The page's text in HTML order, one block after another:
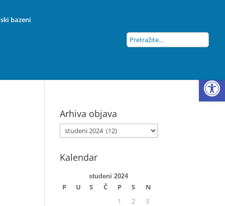
bazeni
Arhiva objava
Kalendar
studeni 2024
P U S Č P S
N
1
2
3